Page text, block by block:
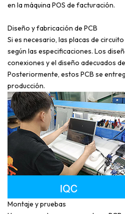
en la máquina POS de facturación.
Diseño y fabricación de PCB
Si es necesario, las placas de
según las especificaciones. Los
conexiones y el diseño adecuados
Posteriormente, estos PCB se
producción.
Montaje y pruebas